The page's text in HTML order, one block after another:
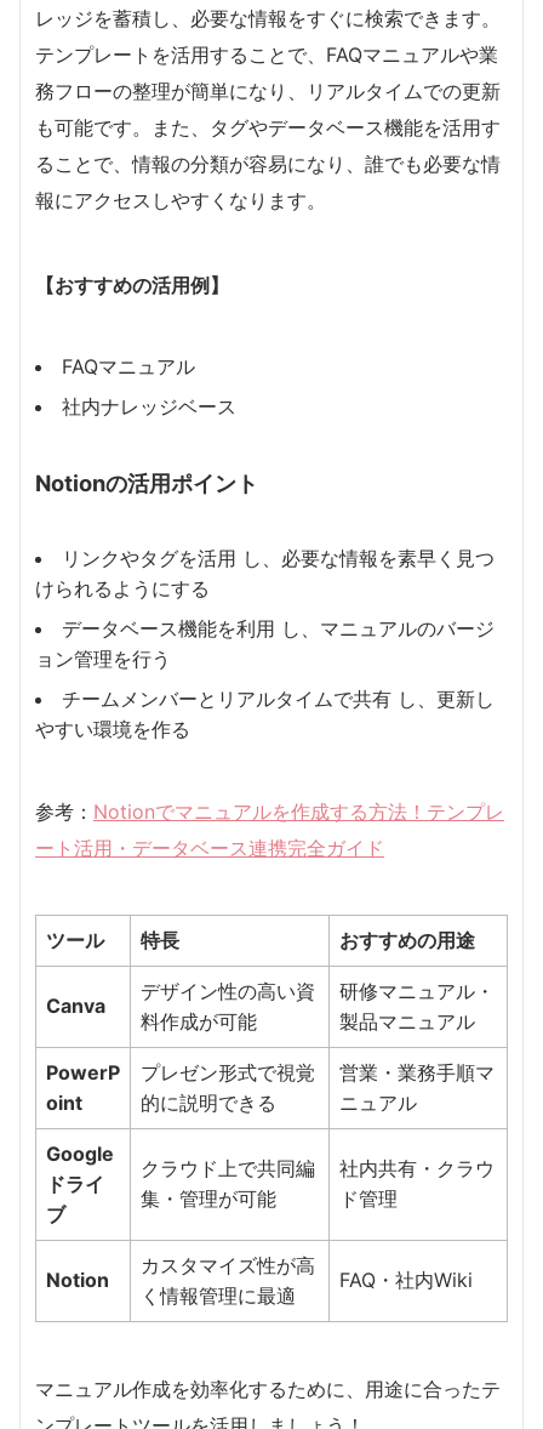
レッジを蓄積し、必要な情報をすぐに検索できます。
テンプレートを活用することで、FAQマニュアルや業
務フローの整理が簡単になり、リアルタイムでの更新
も可能です。また、タグやデータベース機能を活用す
ることで、情報の分類が容易になり、誰でも必要な情
報にアクセスしやすくなります。
【おすすめの活用例】
FAQマニュアル
社内ナレッジベース
Notionの活用ポイント
リンクやタグを活用 し、必要な情報を素早く見つ
けられるようにする
データベース機能を利用 し、マニュアルのバージ
ョン管理を行う
チームメンバーとリアルタイムで共有 し、更新し
やすい環境を作る
参考： Notionでマニュアルを作成する方法！テンプレ
ート活用・データベース連携完全ガイド
ツール 特長 おすすめの用途
Canva
デザイン性の高い資
料作成が可能
研修マニュアル・
製品マニュアル
PowerP
oint
プレゼン形式で視覚
的に説明できる
営業・業務手順マ
ニュアル
Google
ドライ
ブ
クラウド上で共同編
集・管理が可能
社内共有・クラウ
ド管理
Notion
カスタマイズ性が高
く情報管理に最適
FAQ・社内Wiki
マニュアル作成を効率化するために、用途に合ったテ